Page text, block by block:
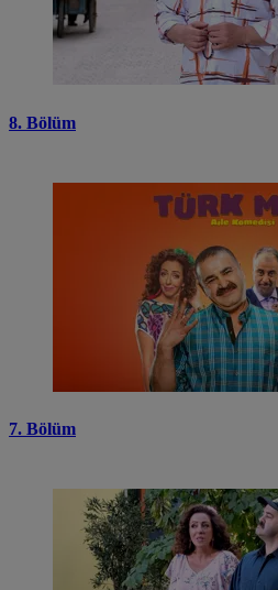
8. Bölüm
7. Bölüm